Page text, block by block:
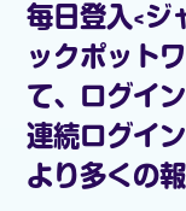
每日登入<ジ
ックポット
て、ログイ
連続ログイ
より多くの